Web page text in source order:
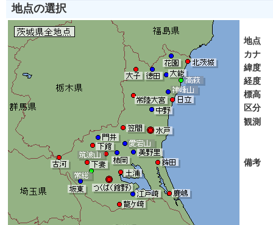
地点の選択
地点
カナ
緯度
経度
標高
区分
観測
備考